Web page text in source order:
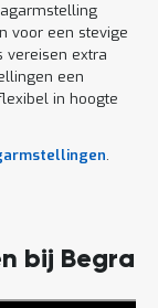
voor een stevige
vereisen extra
een
in hoogte
.
bij Begra